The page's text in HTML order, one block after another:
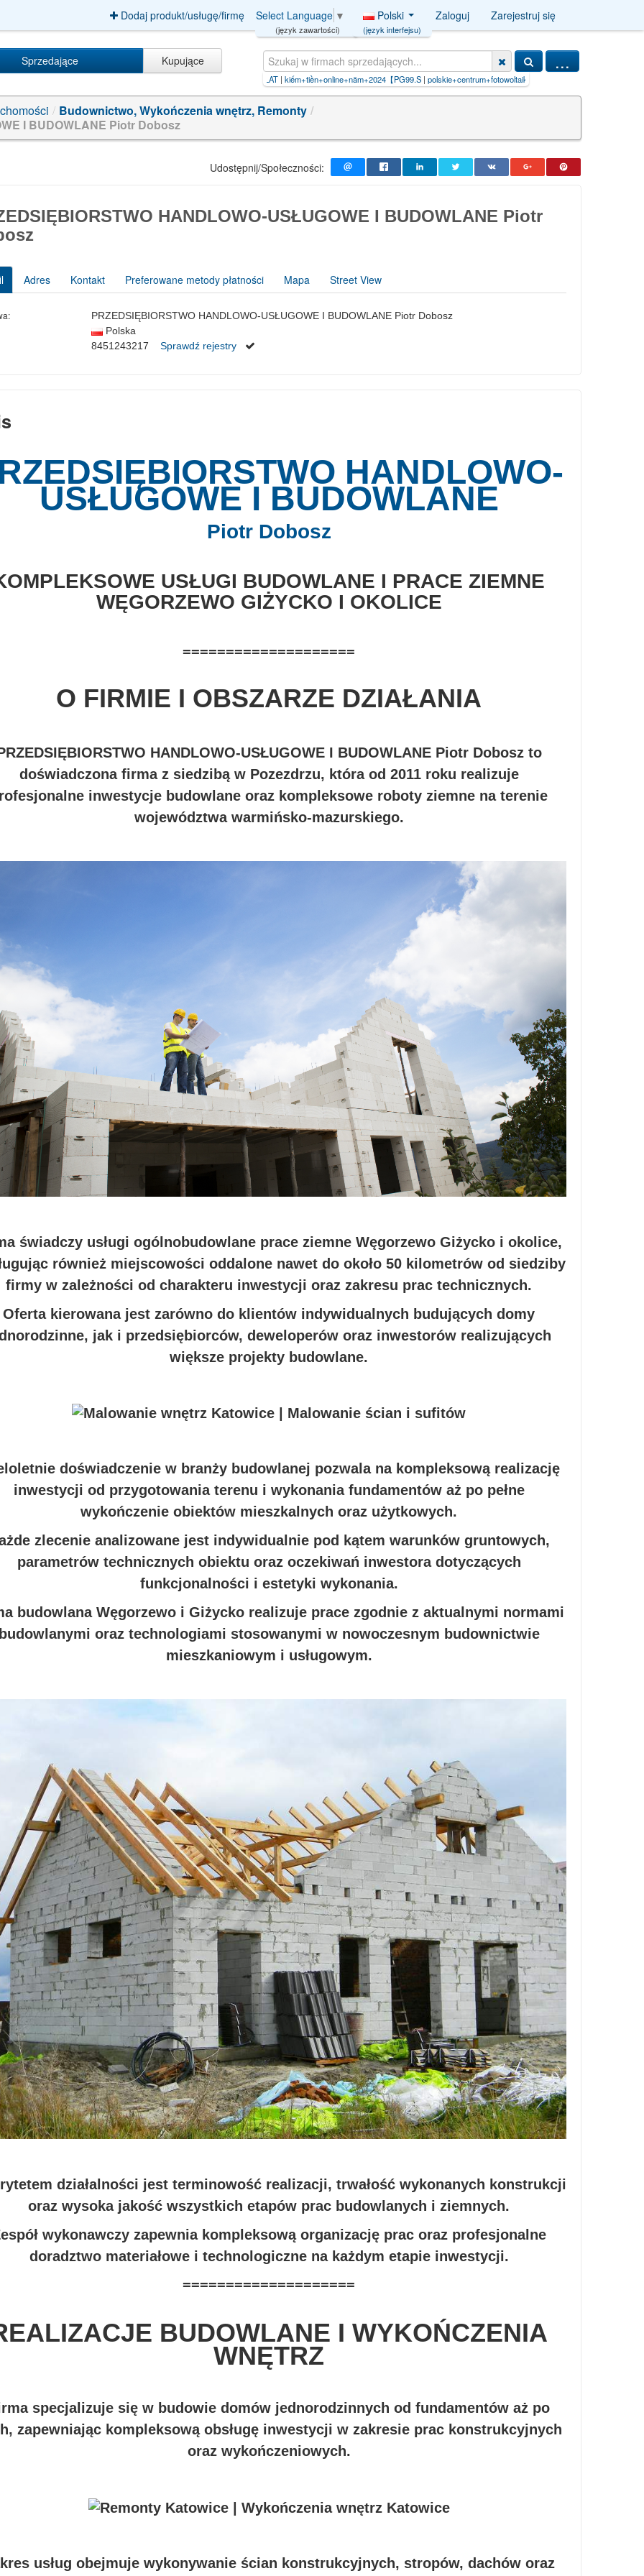
Dodaj produkt/usługę/firmę Select Language ▼
(język zawartości)
Polski
(język interfejsu)
Zaloguj Zarejestruj się
Sprzedające Kupujące ...
kiếm+tiền+online+năm+2024【PG99.S|polskie+centrum+fotowoltaiki+'+a|iljadore+paszport+do+piękna
/ Budownictwo, Wykończenia wnętrz, Remonty /
I BUDOWLANE Piotr Dobosz
Udostępnij/Społeczności:
HANDLOWO-USŁUGOWE I BUDOWLANE Piotr
Adres Kontakt Preferowane metody płatności Mapa Street View
PRZEDSIĘBIORSTWO HANDLOWO-USŁUGOWE I BUDOWLANE Piotr Dobosz
Polska
8451243217 Sprawdź rejestry
HANDLOWO-
USŁUGOWE I BUDOWLANE
Piotr Dobosz
USŁUGI BUDOWLANE I PRACE ZIEMNE
WĘGORZEWO GIŻYCKO I OKOLICE
====================
O FIRMIE I OBSZARZE DZIAŁANIA
HANDLOWO-USŁUGOWE I BUDOWLANE Piotr Dobosz to
doświadczona firma z siedzibą w Pozezdrzu, która od 2011 roku realizuje
inwestycje budowlane oraz kompleksowe roboty ziemne na terenie
województwa warmińsko-mazurskiego.
świadczy usługi ogólnobudowlane prace ziemne Węgorzewo Giżycko i okolice,
również miejscowości oddalone nawet do około 50 kilometrów od siedziby
firmy w zależności od charakteru inwestycji oraz zakresu prac technicznych.
Oferta kierowana jest zarówno do klientów indywidualnych budujących domy
jak i przedsiębiorców, deweloperów oraz inwestorów realizujących
większe projekty budowlane.
doświadczenie w branży budowlanej pozwala na kompleksową realizację
inwestycji od przygotowania terenu i wykonania fundamentów aż po pełne
wykończenie obiektów mieszkalnych oraz użytkowych.
zlecenie analizowane jest indywidualnie pod kątem warunków gruntowych,
parametrów technicznych obiektu oraz oczekiwań inwestora dotyczących
funkcjonalności i estetyki wykonania.
budowlana Węgorzewo i Giżycko realizuje prace zgodnie z aktualnymi normami
oraz technologiami stosowanymi w nowoczesnym budownictwie
mieszkaniowym i usługowym.
działalności jest terminowość realizacji, trwałość wykonanych konstrukcji
oraz wysoka jakość wszystkich etapów prac budowlanych i ziemnych.
wykonawczy zapewnia kompleksową organizację prac oraz profesjonalne
doradztwo materiałowe i technologiczne na każdym etapie inwestycji.
====================
BUDOWLANE I WYKOŃCZENIA
WNĘTRZ
specjalizuje się w budowie domów jednorodzinnych od fundamentów aż po
zapewniając kompleksową obsługę inwestycji w zakresie prac konstrukcyjnych
oraz wykończeniowych.
usług obejmuje wykonywanie ścian konstrukcyjnych, stropów, dachów oraz